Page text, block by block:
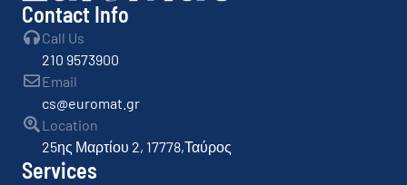
Contact Info
Call Us
210 9573900
Email
cs@euromat.gr
Location
25ης Μαρτίου 2, 17778,Ταύρος
Services